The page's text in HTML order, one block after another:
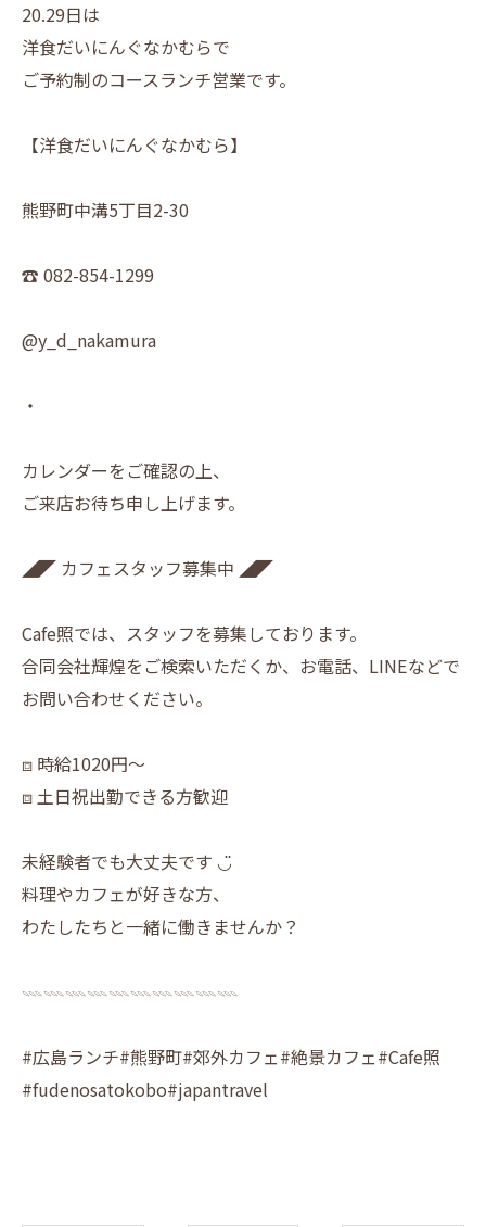
20.29日は
洋食だいにんぐなかむらで
ご予約制のコースランチ営業です。
【洋食だいにんぐなかむら】
熊野町中溝5丁目2-30
☎︎ 082-854-1299
@y_d_nakamura
・
カレンダーをご確認の上、
ご来店お待ち申し上げます。
◢◤ カフェスタッフ募集中 ◢◤
Cafe照では、スタッフを募集しております。
合同会社輝煌をご検索いただくか、お電話、LINEなどで
お問い合わせください。
⧈ 時給1020円〜
⧈ 土日祝出勤できる方歓迎
未経験者でも大丈夫です ◡̈
料理やカフェが好きな方、
わたしたちと一緒に働きませんか？
𓇠𓇠𓇠𓇠𓇠𓇠𓇠𓇠𓇠𓇠
#広島ランチ#熊野町#郊外カフェ#絶景カフェ#Cafe照
#fudenosatokobo#japantravel